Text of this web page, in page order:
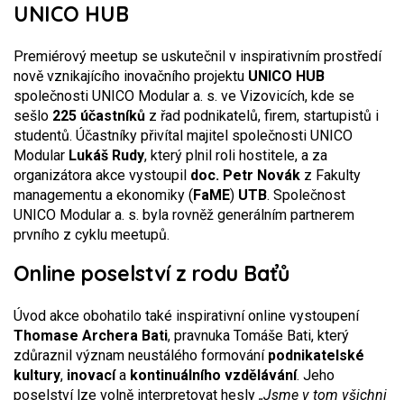
UNICO HUB
Premiérový meetup se uskutečnil v inspirativním prostředí
nově vznikajícího inovačního projektu UNICO HUB
společnosti UNICO Modular a. s. ve Vizovicích, kde se
sešlo 225 účastníků z řad podnikatelů, firem, startupistů i
studentů. Účastníky přivítal majitel společnosti UNICO
Modular Lukáš Rudy, který plnil roli hostitele, a za
organizátora akce vystoupil doc. Petr Novák z Fakulty
managementu a ekonomiky (FaME) UTB. Společnost
UNICO Modular a. s. byla rovněž generálním partnerem
prvního z cyklu meetupů.
Online poselství z rodu Baťů
Úvod akce obohatilo také inspirativní online vystoupení
Thomase Archera Bati, pravnuka Tomáše Bati, který
zdůraznil význam neustálého formování podnikatelské
kultury, inovacía kontinuálního vzdělávání. Jeho
poselství lze volně interpretovat hesly „Jsme v tom všichni